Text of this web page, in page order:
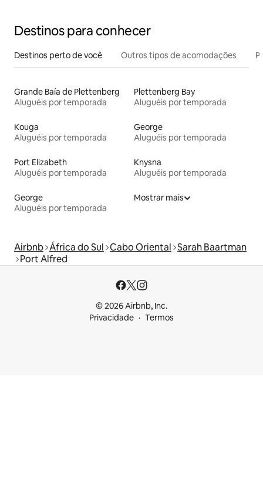
Destinos para conhecer
Destinos perto de você Outros tipos de acomodações
Grande Baía de Plettenberg
Aluguéis por temporada
Plettenberg Bay
Aluguéis por temporada
Kouga
Aluguéis por temporada
George
Aluguéis por temporada
Port Elizabeth
Aluguéis por temporada
Knysna
Aluguéis por temporada
George
Aluguéis por temporada
Mostrar mais
Airbnb África do Sul Cabo Oriental Sarah Baartman
Port Alfred
© 2026 Airbnb, Inc.
Privacidade
Termos